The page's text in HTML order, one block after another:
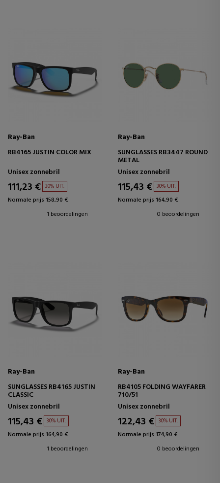
Ray-Ban
RB4165 JUSTIN COLOR MIX
Unisex zonnebril
111,23 € 30% UIT.
Normale prijs 158,90 €
1 beoordelingen
Ray-Ban
SUNGLASSES RB3447 ROUND
METAL
Unisex zonnebril
115,43 € 30% UIT.
Normale prijs 164,90 €
0 beoordelingen
Ray-Ban
SUNGLASSES RB4165 JUSTIN
CLASSIC
Unisex zonnebril
115,43 € 30% UIT.
Normale prijs 164,90 €
1 beoordelingen
Ray-Ban
RB4105 FOLDING WAYFARER
710/51
Unisex zonnebril
122,43 € 30% UIT.
Normale prijs 174,90 €
0 beoordelingen